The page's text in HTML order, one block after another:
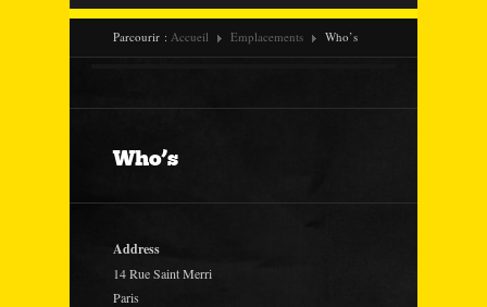
Parcourir : Accueil Emplacements Who’s
Who’s
Address
14 Rue Saint Merri
Paris